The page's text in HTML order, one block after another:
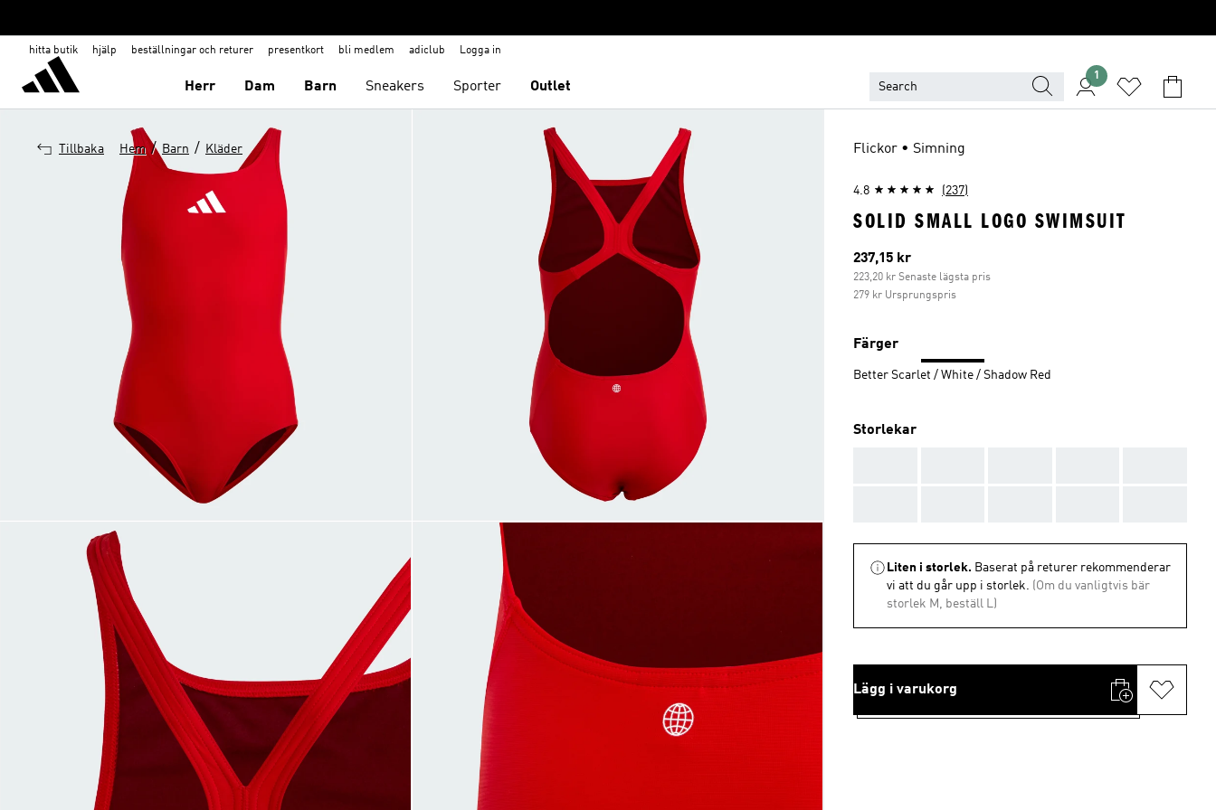
hitta butik hjälp beställningar och returer presentkort bli medlem adiclub Logga in
Herr Dam Barn Sneakers Sporter Outlet
1
Tillbaka Hem / Barn / Kläder Flickor • Simning
4.8 (237)
SOLID SMALL LOGO SWIMSUIT
Aktuellt pris
237,15 kr
223,20 kr Senaste lägsta pris
279 kr Ursprungspris
Färger
Better Scarlet / White / Shadow Red
Storlekar
Liten i storlek. Baserat på returer rekommenderar
vi att du går upp i storlek. (Om du vanligtvis bär
storlek M, beställ L)
Lägg i varukorg